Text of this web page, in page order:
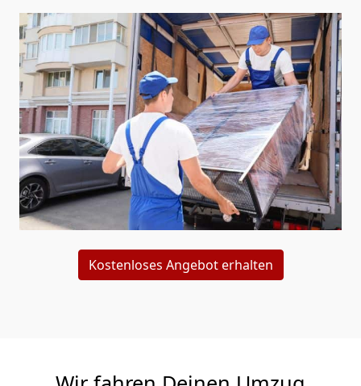
Kostenloses Angebot erhalten